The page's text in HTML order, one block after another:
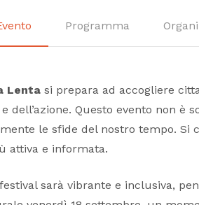
Programma
Lenta si prepara ad accogliere
dell’azione. Questo evento non
le sfide del nostro tempo.
attiva e informata.
festival sarà vibrante e inclusiva,